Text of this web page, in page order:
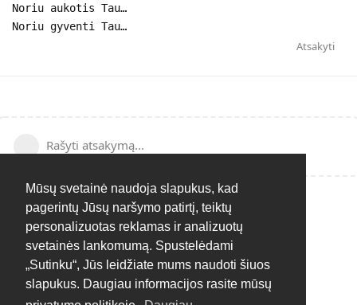
Mūsų svetainė naudoja slapukus, kad
pagerintų Jūsų naršymo patirtį, teiktų
personalizuotas reklamas ir analizuotų
svetainės lankomumą. Spustelėdami
„Sutinku“, Jūs leidžiate mums naudoti šiuos
slapukus. Daugiau informacijos rasite mūsų
Noriu aukotis Tau…
Noriu gyventi Tau…
Atsakyti
Rašyti atsakymą...